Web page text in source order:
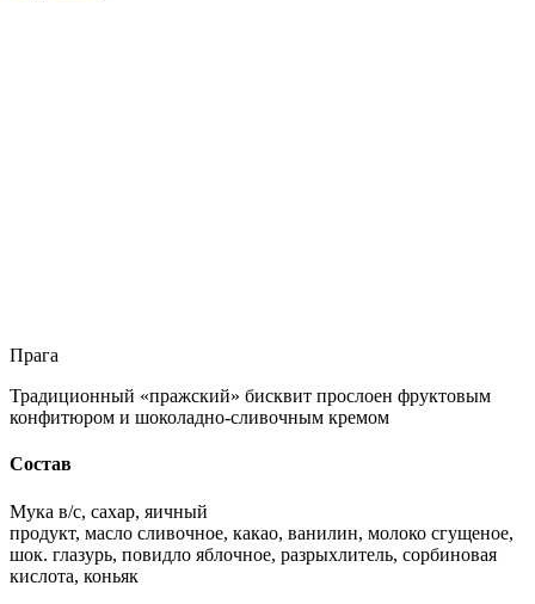
Прага
Традиционный «пражский» бисквит прослоен фруктовым
конфитюром и шоколадно-сливочным кремом
Состав
Мука в/с, сахар, яичный
продукт, масло сливочное, какао, ванилин, молоко сгущеное,
шок. глазурь, повидло яблочное, разрыхлитель, сорбиновая
кислота, коньяк